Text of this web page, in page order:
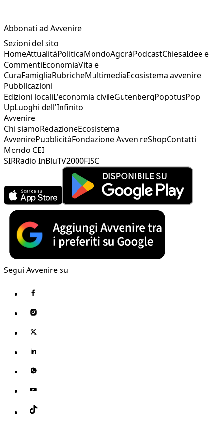
Abbonati ad Avvenire
Sezioni del sito
HomeAttualitàPoliticaMondoAgoràPodcastChiesaIdee e
CommentiEconomiaVita e
CuraFamigliaRubricheMultimediaEcosistema avvenire
Pubblicazioni
Edizioni localiL'economia civileGutenbergPopotusPop
UpLuoghi dell'Infinito
Avvenire
Chi siamoRedazioneEcosistema
AvvenirePubblicitàFondazione AvvenireShopContatti
Mondo CEI
SIRRadio InBluTV2000FISC
Segui Avvenire su